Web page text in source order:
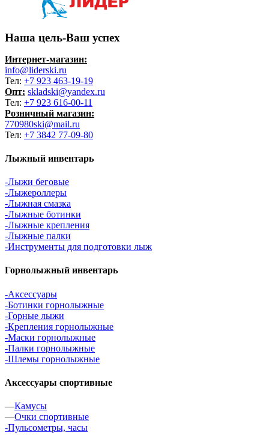
Наша цель-Ваш успех
Интернет-магазин:
info@liderski.ru
Тел: +7 923 463-19-19
Опт: skladski@yandex.ru
Тел: +7 923 616-00-11
Розничный магазин:
770980ski@mail.ru
Тел: +7 3842 77-09-80
Лыжный инвентарь
-Лыжи беговые
-Лыжероллеры
-Лыжная смазка
-Лыжные ботинки
-Лыжные крепления
-Лыжные палки
-Инструменты для подготовки лыж
Горнолыжный инвентарь
-Аксессуары
-Ботинки горнолыжные
-Горные лыжи
-Крепления горнолыжные
-Маски горнолыжные
-Палки горнолыжные
-Шлемы горнолыжные
Аксессуары спортивные
—Камусы
—Очки спортивные
-Пульсометры, часы